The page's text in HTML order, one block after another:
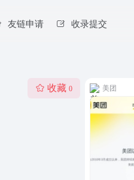
友链申请 收录提交
收藏 0 美团